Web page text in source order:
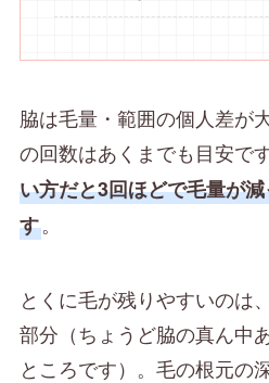
脇は毛量・範囲の個人差が
の回数はあくまでも目安です
い方だと3回ほどで毛量が
す。
とくに毛が残りやすいのは
部分（ちょうど脇の真ん中
ところです）。毛の根元の